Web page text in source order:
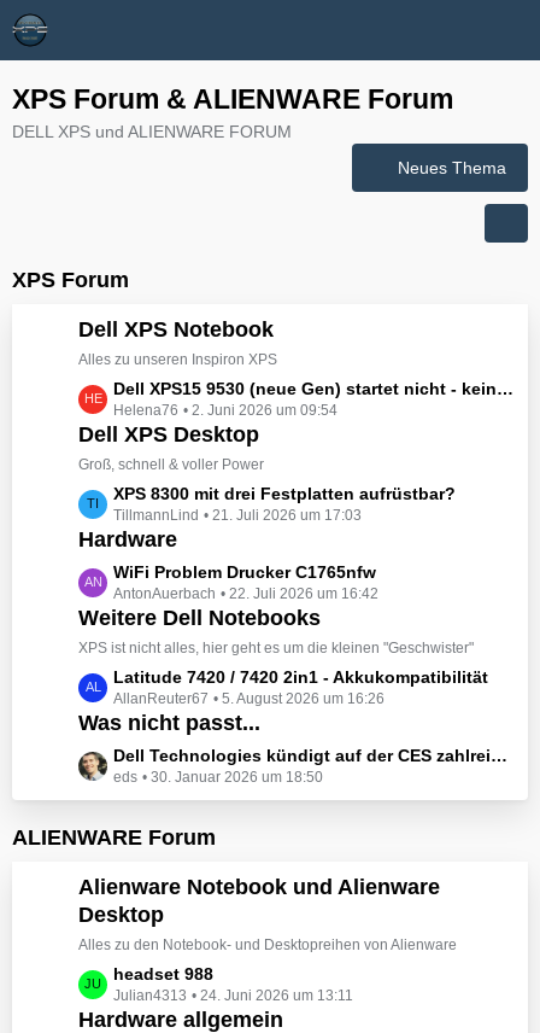
XPS Forum & ALIENWARE Forum
DELL XPS und ALIENWARE FORUM
Neues Thema
XPS Forum
Dell XPS Notebook
Alles zu unseren Inspiron XPS
L
e
t
z
e
B
i
r
ä
g
e
Dell XPS15 9530 (neue Gen) startet nicht - kein booten, kein Licht - nichts tut sich - hat jemand eine Idee wie man ihn zum Leben erwecken könnte?
Helena76 2. Juni 2026 um 09:54
Dell XPS Desktop
Groß, schnell & voller Power
L
e
t
z
t
e
B
i
r
ä
g
XPS 8300 mit drei Festplatten aufrüstbar?
TillmannLind 21. Juli 2026 um 17:03
Hardware
L
e
t
z
e
B
i
ä
e
WiFi Problem Drucker C1765nfw
AntonAuerbach 22. Juli 2026 um 16:42
Weitere Dell Notebooks
XPS ist nicht alles, hier geht es um die kleinen "Geschwister"
L
e
t
z
t
e
e
t
r
ä
g
e
Latitude 7420 / 7420 2in1 - Akkukompatibilität
AllanReuter67 5. August 2026 um 16:26
Was nicht passt...
L
e
t
z
e
B
e
i
t
r
ä
Dell Technologies kündigt auf der CES zahlreiche Alienware-Neuheiten an
eds 30. Januar 2026 um 18:50
ALIENWARE Forum
Alienware Notebook und Alienware
Desktop
Alles zu den Notebook- und Desktopreihen von Alienware
L
e
t
headset 988
Julian4313 24. Juni 2026 um 13:11
Hardware allgemein